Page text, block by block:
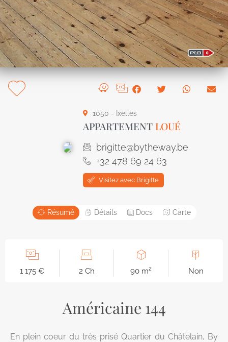
1050 - Ixelles
APPARTEMENT LOUÉ
brigitte@bytheway.be
+32 478 69 24 63
Visitez avec Brigitte
Résumé Détails Docs Carte
1 175 € 2 Ch 90 m² Non
Américaine 144
En plein coeur du très prisé Quartier du Châtelain, By